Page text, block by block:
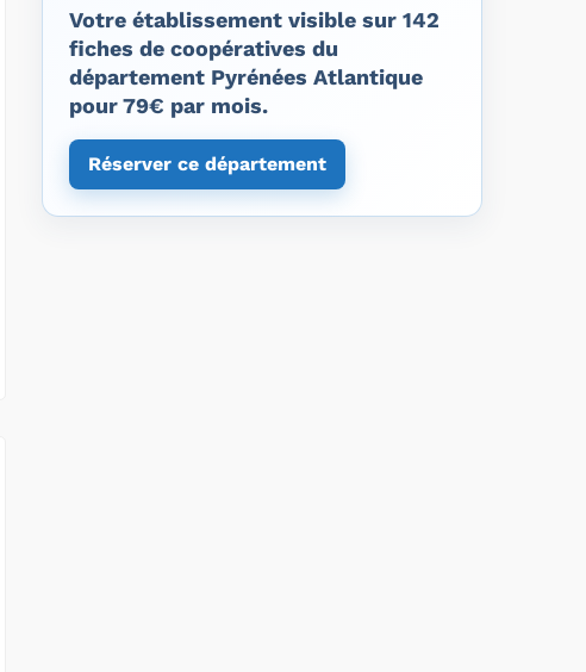
Votre établissement visible sur 142
fiches de coopératives du
département Pyrénées Atlantique
pour 79€ par mois.
Réserver ce département